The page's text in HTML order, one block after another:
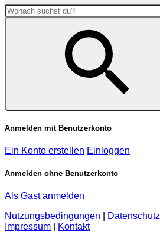
Anmelden mit Benutzerkonto
Ein Konto erstellen Einloggen
Anmelden ohne Benutzerkonto
Als Gast anmelden
Nutzungsbedingungen
Datenschutz
Impressum
Kontakt